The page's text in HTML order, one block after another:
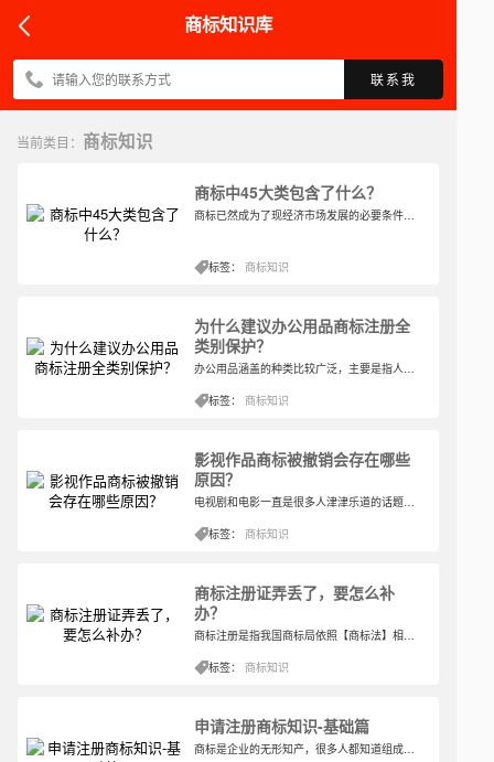
商标知识库
联系我
当前类目： 商标知识
商标中45大类包含了什么？
商标已然成为了现经济市场发展的必要条件，通过了解我们知道，商标共分为45个大类，主要包含了市面上的各行各业。当然，45大类只是比较大体的分类，其中每一个大类还包含着许许多多的小类的。大类里1-34类商标属于商品类，35-45属于服务类。那么商标中45大类包含了什么？以下是小编为大家解析的详细内容。
标签：商标知识
为什么建议办公用品商标注册全
类别保护？
标签：商标知识
影视作品商标被撤销会存在哪些
原因？
​电视剧和电影一直是很多人津津乐道的话题。影视作品一直占据娱乐类新闻的头条，例如那部剧哪部电影要上映了，剧里有什么什么明星等等，都是现年轻人的现状，主要话题性广。但你们知道吗，其实影视作品也是需要注册商标的哦，知识产权无处不在，加入影视作品在播出后一直不申请注册商标，那么将会有侵权的可能哦。
标签：商标知识
商标注册证弄丢了，要怎么补
办？
商标注册是指我国商标局依照【商标法】相关规定，颁发给商标注册人用来证明该注册商标专用权的法律文书。正常情况下，注册的商标受到核准，并核准成功后，就会有商标注册证，而且商标注册证在较多的情况下都发挥着相当重要的作用。
标签：商标知识
申请注册商标知识-基础篇
商标是企业的无形知产，很多人都知道组成商标是重要的，但是你真的知道商标的用处与好处在哪里吗？